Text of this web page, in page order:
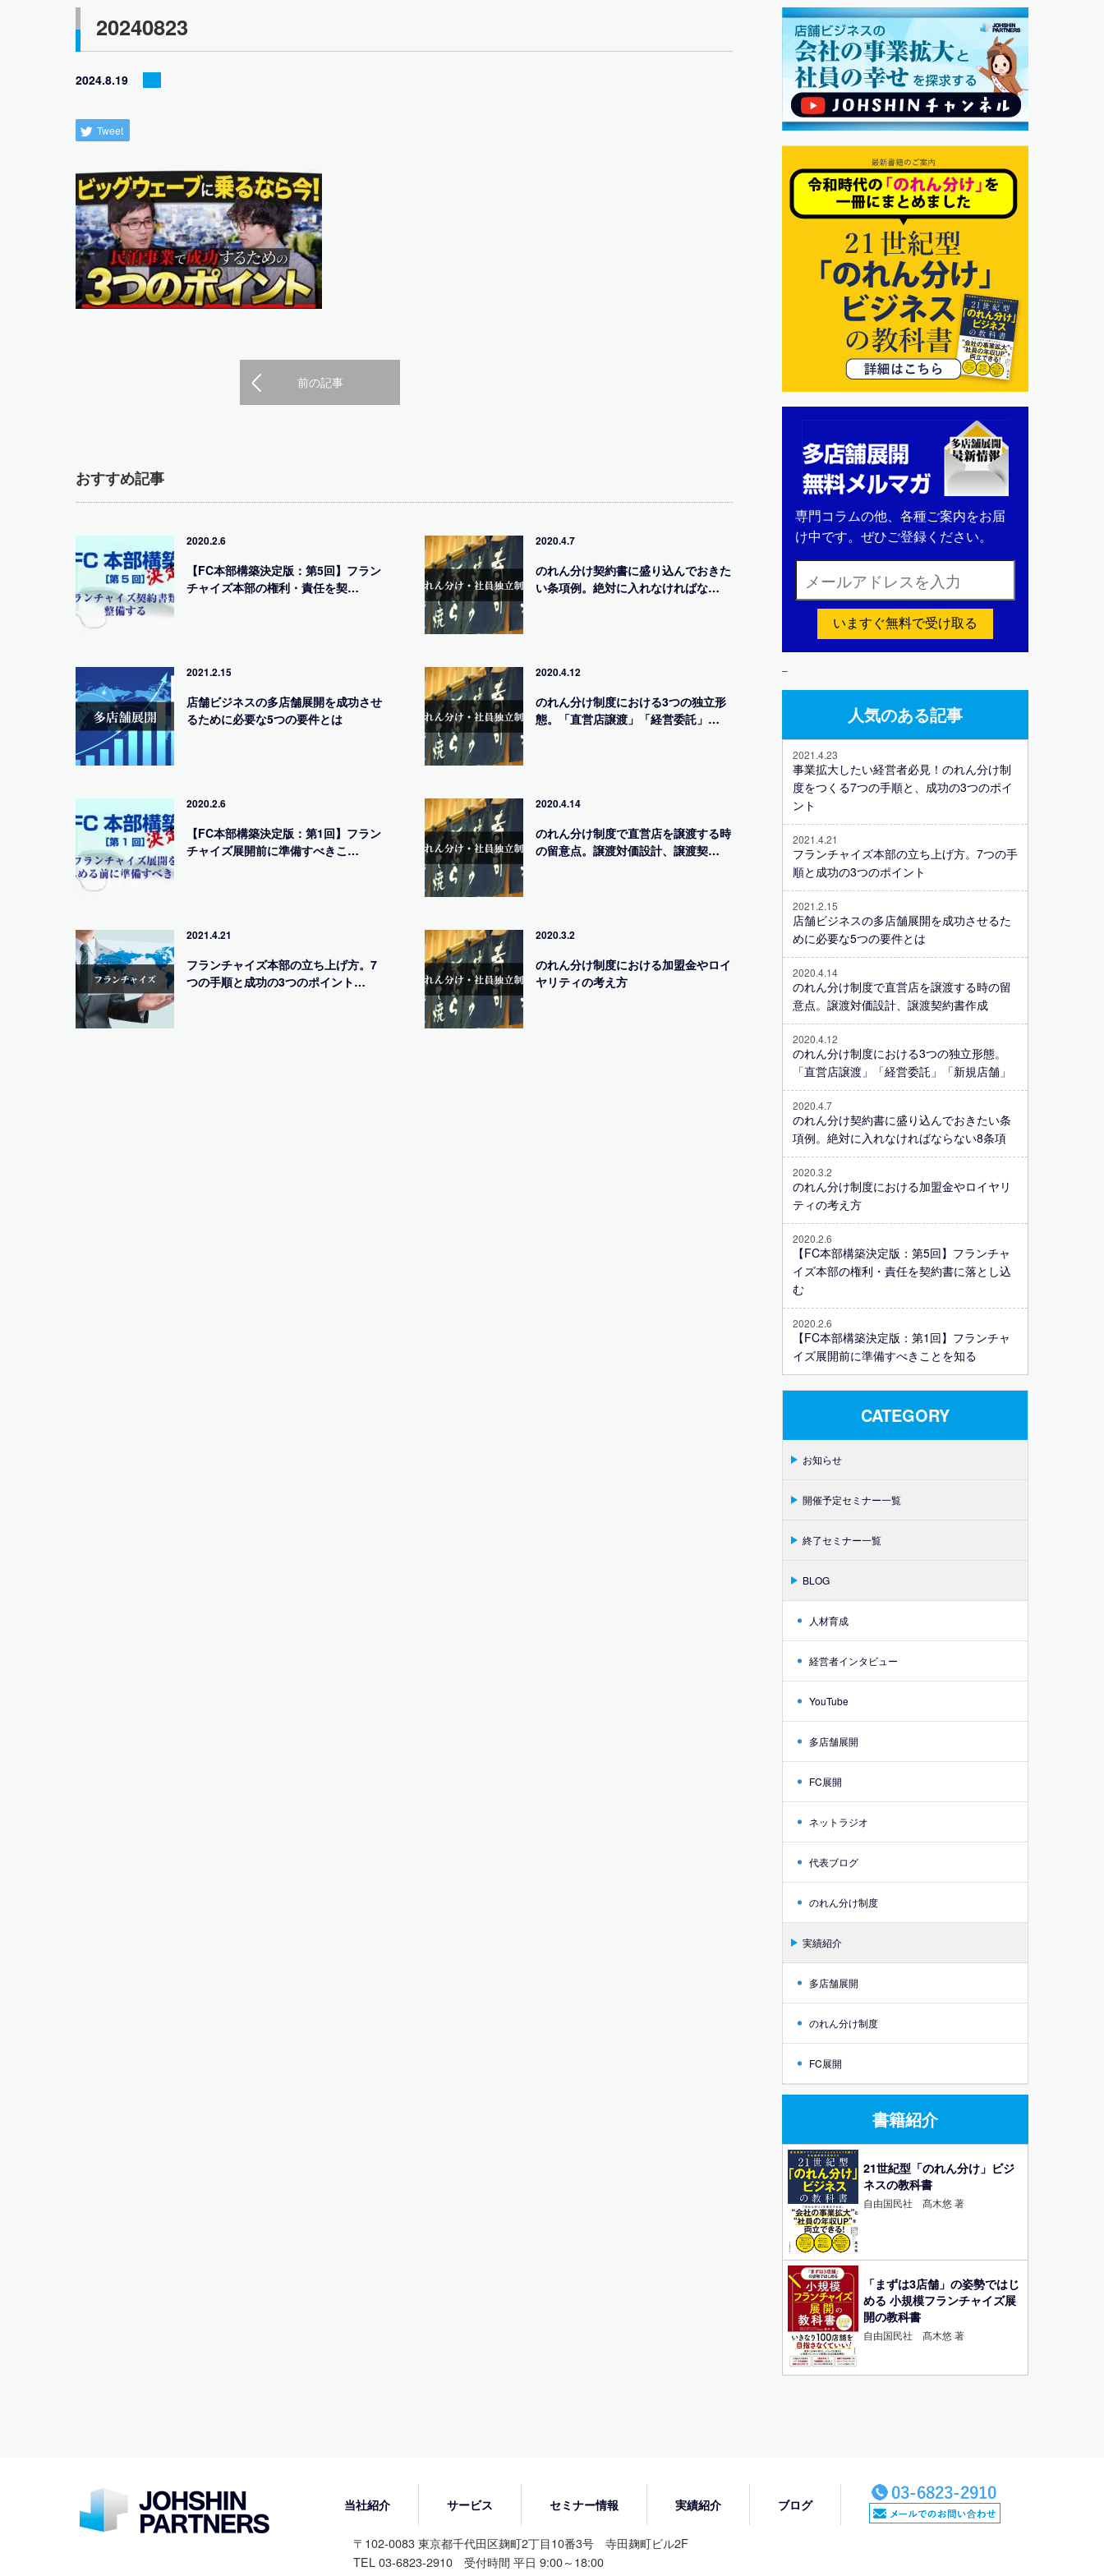
20240823
2024.8.19
Tweet
前の記事
おすすめ記事
2020.2.6
【FC本部構築決定版：第5回】フラン
チャイズ本部の権利・責任を契…
2020.4.7
のれん分け契約書に盛り込んでおきた
い条項例。絶対に入れなければな…
2021.2.15
店舗ビジネスの多店舗展開を成功させ
るために必要な5つの要件とは
2020.4.12
のれん分け制度における3つの独立形
態。「直営店譲渡」「経営委託」…
2020.2.6
【FC本部構築決定版：第1回】フラン
チャイズ展開前に準備すべきこ…
2020.4.14
のれん分け制度で直営店を譲渡する時
の留意点。譲渡対価設計、譲渡契…
2021.4.21
フランチャイズ本部の立ち上げ方。7
つの手順と成功の3つのポイント…
2020.3.2
のれん分け制度における加盟金やロイ
ヤリティの考え方
専門コラムの他、各種ご案内をお届
け中です。ぜひご登録ください。
いますぐ無料で受け取る
–
人気のある記事
2021.4.23
事業拡大したい経営者必見！のれん分け制
度をつくる7つの手順と、成功の3つのポイ
ント
2021.4.21
フランチャイズ本部の立ち上げ方。7つの手
順と成功の3つのポイント
2021.2.15
店舗ビジネスの多店舗展開を成功させるた
めに必要な5つの要件とは
2020.4.14
のれん分け制度で直営店を譲渡する時の留
意点。譲渡対価設計、譲渡契約書作成
2020.4.12
のれん分け制度における3つの独立形態。
「直営店譲渡」「経営委託」「新規店舗」
2020.4.7
のれん分け契約書に盛り込んでおきたい条
項例。絶対に入れなければならない8条項
2020.3.2
のれん分け制度における加盟金やロイヤリ
ティの考え方
2020.2.6
【FC本部構築決定版：第5回】フランチャ
イズ本部の権利・責任を契約書に落とし込
む
2020.2.6
【FC本部構築決定版：第1回】フランチャ
イズ展開前に準備すべきことを知る
CATEGORY
お知らせ
開催予定セミナー一覧
終了セミナー一覧
BLOG
人材育成
経営者インタビュー
YouTube
多店舗展開
FC展開
ネットラジオ
代表ブログ
のれん分け制度
実績紹介
多店舗展開
のれん分け制度
FC展開
書籍紹介
21世紀型「のれん分け」ビジ
ネスの教科書
自由国民社 髙木悠 著
「まずは3店舗」の姿勢ではじ
める 小規模フランチャイズ展
開の教科書
自由国民社 髙木悠 著
当社紹介 サービス セミナー情報 実績紹介 ブログ
〒102-0083 東京都千代田区麹町2丁目10番3号 寺田麹町ビル2F
TEL 03-6823-2910 受付時間 平日 9:00～18:00